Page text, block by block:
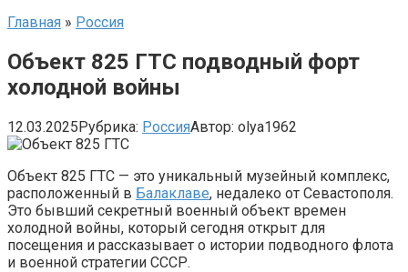
Главная » Россия
Объект 825 ГТС подводный форт
холодной войны
12.03.2025Рубрика: РоссияАвтор: olya1962
Объект 825 ГТС — это уникальный музейный комплекс,
расположенный в Балаклаве, недалеко от Севастополя.
Это бывший секретный военный объект времен
холодной войны, который сегодня открыт для
посещения и рассказывает о истории подводного флота
и военной стратегии СССР.